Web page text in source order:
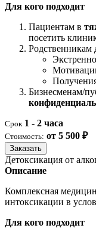
Для кого подходит
Пациентам в
посетить
Родственникам
Бизнесменам/
Срок 1 - 2 часа
Стоимость: от 5 500 ₽
Заказать
Детоксикация от
Описание
Комплексная
интоксикации в
Для кого подходит